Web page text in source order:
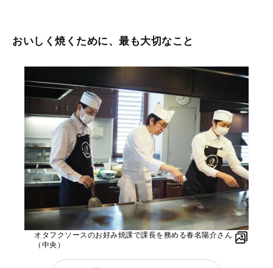
おいしく焼くために、最も大切なこと
オタフクソースのお好み焼課で課長を務める春名陽介さん
（中央）